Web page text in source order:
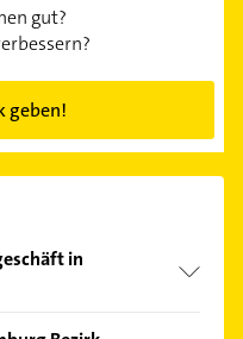
gut?
geben!
in